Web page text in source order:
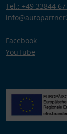
Tel.: +49 33844
Facebook
YouTube